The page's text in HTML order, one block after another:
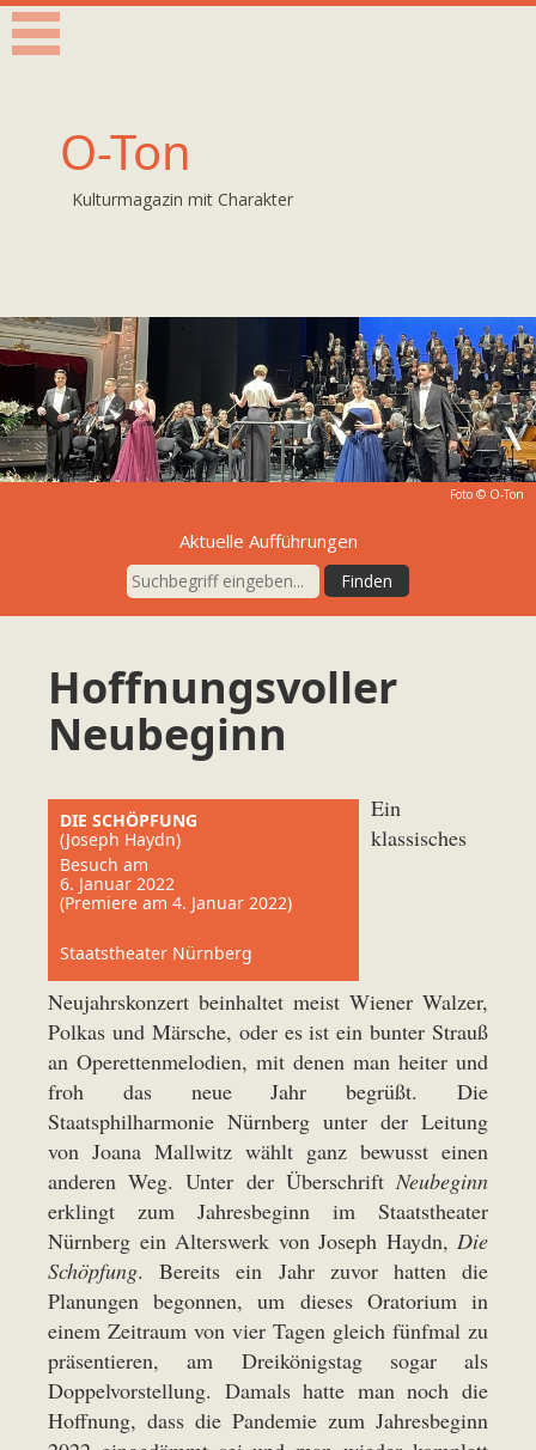
O-Ton
Kulturmagazin mit Charakter
Foto © O-Ton
Aktuelle Aufführungen
Hoffnungsvoller
Neubeginn
DIE SCHÖPFUNG
(Joseph Haydn)
Besuch am
6. Januar 2022
(Premiere am 4. Januar 2022)
Staatstheater Nürnberg
Ein
klassisches
Neujahrskonzert beinhaltet meist Wiener Walzer,
Polkas und Märsche, oder es ist ein bunter Strauß
an Operettenmelodien, mit denen man heiter und
froh das neue Jahr begrüßt. Die
Staatsphilharmonie Nürnberg unter der Leitung
von Joana Mallwitz wählt ganz bewusst einen
anderen Weg. Unter der Überschrift Neubeginn
erklingt zum Jahresbeginn im Staatstheater
Nürnberg ein Alterswerk von Joseph Haydn, Die
Schöpfung. Bereits ein Jahr zuvor hatten die
Planungen begonnen, um dieses Oratorium in
einem Zeitraum von vier Tagen gleich fünfmal zu
präsentieren, am Dreikönigstag sogar als
Doppelvorstellung. Damals hatte man noch die
Hoffnung, dass die Pandemie zum Jahresbeginn